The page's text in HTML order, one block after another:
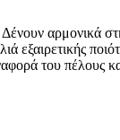
αρμονικά
εξαιρετικής
του πέλους